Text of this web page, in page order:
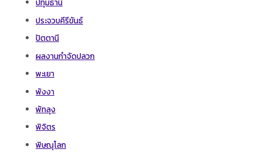
ปทุมธานี
ประจวบคีรีขันธ์
ปัตตานี
ผลงานกำจัดปลวก
พะเยา
พังงา
พัทลุง
พิจิตร
พิษณุโลก